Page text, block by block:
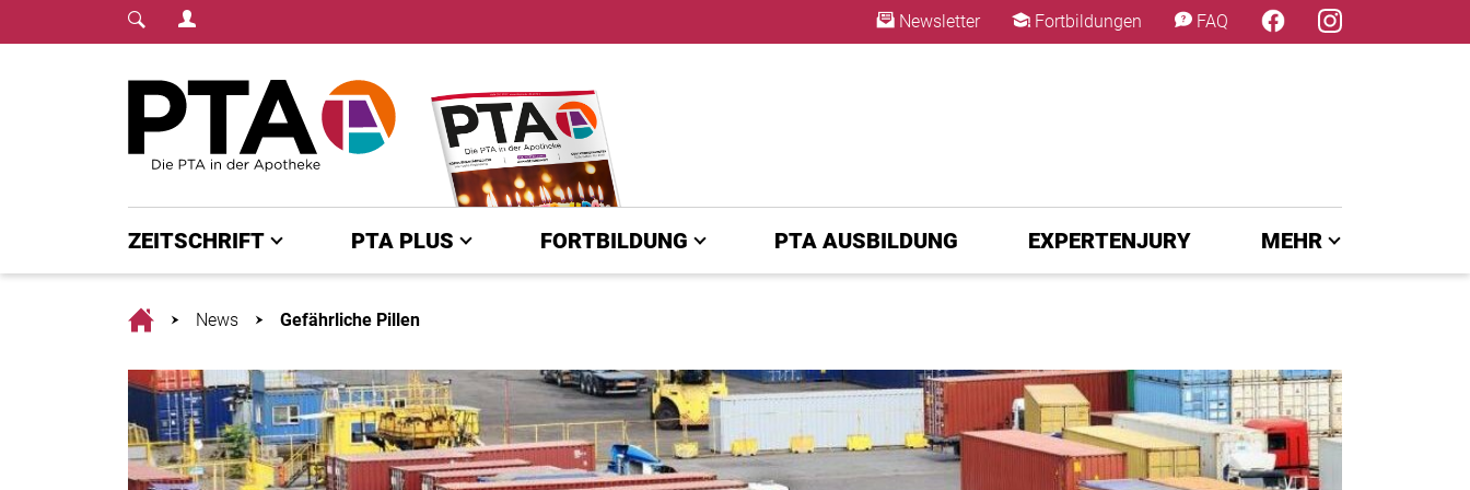
Login Menu Newsletter Fortbildungen FAQ
ZEITSCHRIFT PTA PLUS FORTBILDUNG PTA AUSBILDUNG EXPERTENJURY MEHR
HomeNews Gefährliche Pillen
×